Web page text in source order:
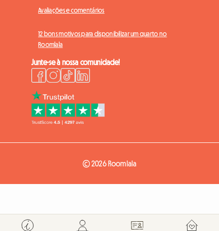
Avaliações e comentários
12 bons motivos para disponibilizar um quarto no
Roomlala
Junte-se à nossa comunidade!
© 2026 Roomlala